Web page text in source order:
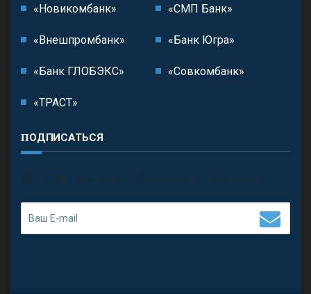
«Новикомбанк» «СМП Банк»
«Внешпромбанк» «Банк Югра»
«Банк ГЛОБЭКС» «Совкомбанк»
«ТРАСТ»
ПОДПИСАТЬСЯ
П олучить последние обновления и предложения.